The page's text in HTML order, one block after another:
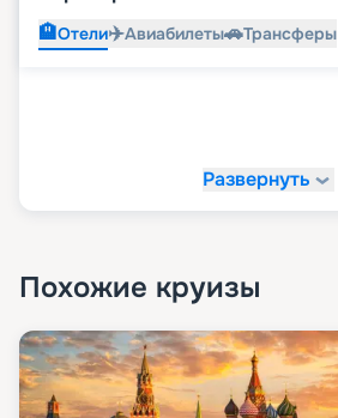
🏨Отели✈️Авиабилеты🚗Трансферы
Развернуть
Похожие круизы